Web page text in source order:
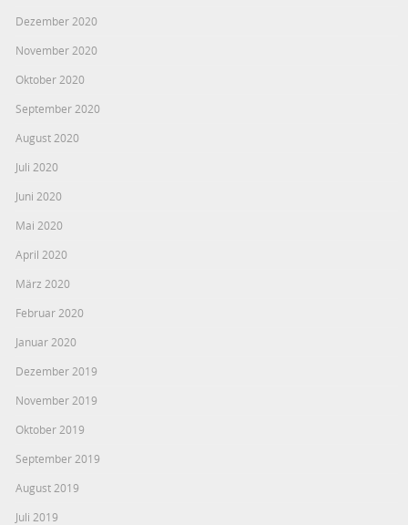
Dezember 2020
November 2020
Oktober 2020
September 2020
August 2020
Juli 2020
Juni 2020
Mai 2020
April 2020
März 2020
Februar 2020
Januar 2020
Dezember 2019
November 2019
Oktober 2019
September 2019
August 2019
Juli 2019